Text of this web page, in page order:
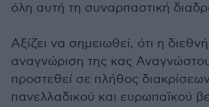
όλη αυτή τη συναρπαστική
Αξίζει να σημειωθεί, ότι η
αναγνώριση της κας
προστεθεί σε πλήθος
πανελλαδικού και ευρωπαϊκού